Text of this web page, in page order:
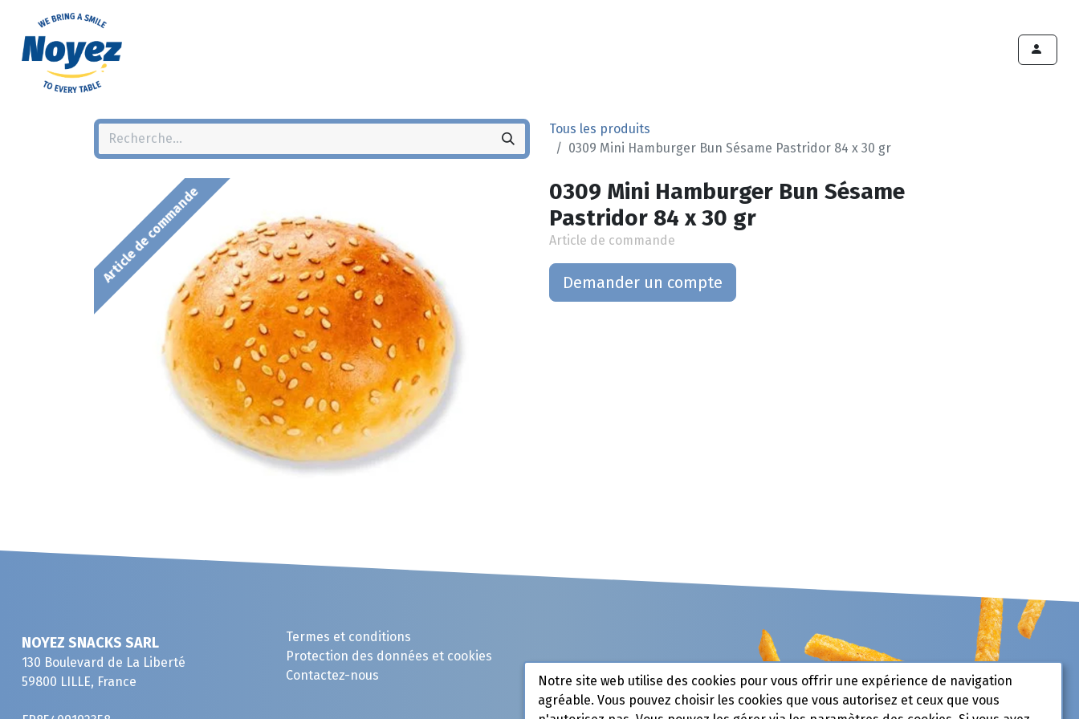
Tous les produits
0309 Mini Hamburger Bun Sésame Pastridor 84 x 30 gr
Article de commande
0309 Mini Hamburger Bun Sésame
Pastridor 84 x 30 gr
Article de commande
Demander un compte
NOYEZ SNACKS SARL
130 Boulevard de La Liberté
59800 LILLE, France
Termes et conditions
Protection des données et cookies
Contactez-nous
Notre site web utilise des cookies pour vous offrir une expérience de navigation
agréable. Vous pouvez choisir les cookies que vous autorisez et ceux que vous